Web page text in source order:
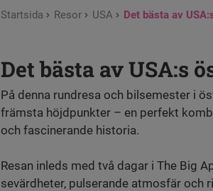
Startsida Resor USA Det bästa av
Det bästa av USA:s
På denna rundresa och bilsemester i
främsta höjdpunkter – en perfekt
och fascinerande historia.
Resan inleds med två dagar i The Big
sevärdheter, pulserande atmosfär och